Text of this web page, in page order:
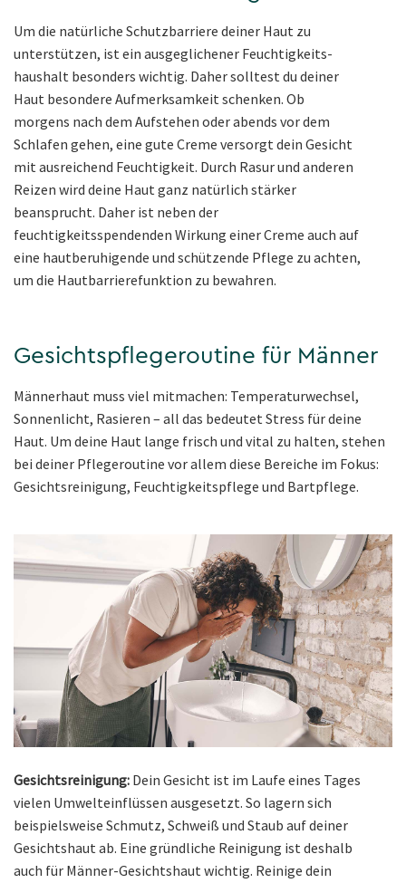
Um die natürliche Schutzbarriere deiner Haut zu
unterstützen, ist ein ausgeglichener Feuchtigkeits-
haushalt besonders wichtig. Daher solltest du deiner
Haut besondere Aufmerksamkeit schenken. Ob
morgens nach dem Aufstehen oder abends vor dem
Schlafen gehen, eine gute Creme versorgt dein Gesicht
mit ausreichend Feuchtigkeit. Durch Rasur und anderen
Reizen wird deine Haut ganz natürlich stärker
beansprucht. Daher ist neben der
feuchtigkeitsspendenden Wirkung einer Creme auch auf
eine hautberuhigende und schützende Pflege zu achten,
um die Hautbarrierefunktion zu bewahren.
Gesichtspflegeroutine für Männer
Männerhaut muss viel mitmachen: Temperaturwechsel,
Sonnenlicht, Rasieren – all das bedeutet Stress für deine
Haut. Um deine Haut lange frisch und vital zu halten, stehen
bei deiner Pflegeroutine vor allem diese Bereiche im Fokus:
Gesichtsreinigung, Feuchtigkeitspflege und Bartpflege.
Gesichtsreinigung: Dein Gesicht ist im Laufe eines Tages
vielen Umwelteinflüssen ausgesetzt. So lagern sich
beispielsweise Schmutz, Schweiß und Staub auf deiner
Gesichtshaut ab. Eine gründliche Reinigung ist deshalb
auch für Männer-Gesichtshaut wichtig. Reinige dein